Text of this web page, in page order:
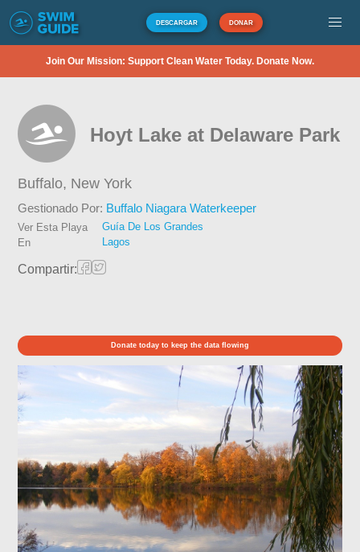
DESCARGAR DONAR
Join Our Mission: Support Clean Water Today. Donate Now.
Hoyt Lake at Delaware Park
Buffalo, New York
Gestionado Por: Buffalo Niagara Waterkeeper
Ver Esta Playa
En
Guía De Los Grandes
Lagos
Compartir:
Donate today to keep the data flowing